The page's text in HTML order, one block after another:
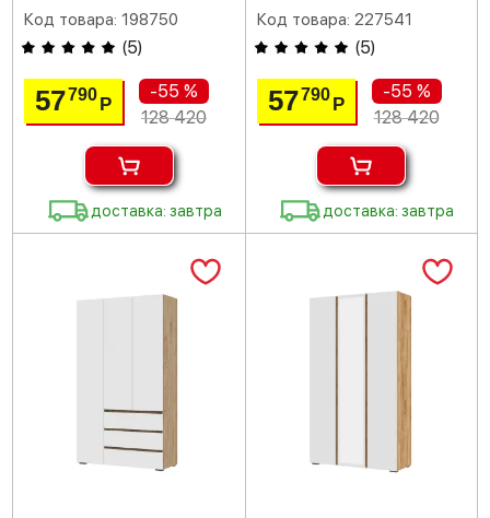
Код товара: 198750
(5)
57790Р
-55 %
128 420
доставка: завтра
Код товара: 227541
(5)
57790 Р
-55 %
128 420
доставка: завтра